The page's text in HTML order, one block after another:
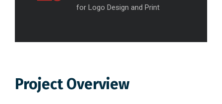
for Logo Design and Print
Project Overview